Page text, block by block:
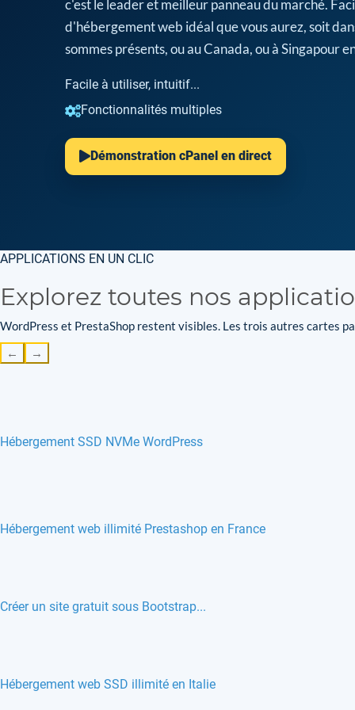
c'est le leader et meilleur panneau du marché.
d'hébergement web idéal que vous aurez, soit
sommes présents, ou au Canada, ou à Singapour
Facile à utiliser, intuitif...
Fonctionnalités multiples
Démonstration cPanel en direct
APPLICATIONS EN UN CLIC
Explorez toutes nos
WordPress et PrestaShop restent visibles. Les trois autres cartes
← →
Hébergement SSD NVMe WordPress
Hébergement web illimité Prestashop en France
Créer un site gratuit sous Bootstrap...
Hébergement web SSD illimité en Italie